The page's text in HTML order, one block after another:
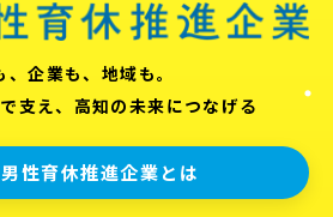
、企業も、地域も。
支え、高知の未来につなげる
性育休推進企業とは